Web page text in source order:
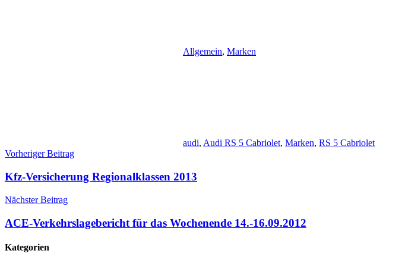
Allgemein, Marken
audi, Audi RS 5 Cabriolet, Marken, RS 5 Cabriolet
Beitragsnavigation
Vorheriger Beitrag
Kfz-Versicherung Regionalklassen 2013
Nächster Beitrag
ACE-Verkehrslagebericht für das Wochenende 14.-16.09.2012
Kategorien